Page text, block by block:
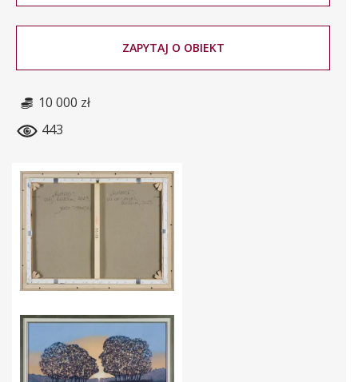
ZAPYTAJ O OBIEKT
10 000 zł
443